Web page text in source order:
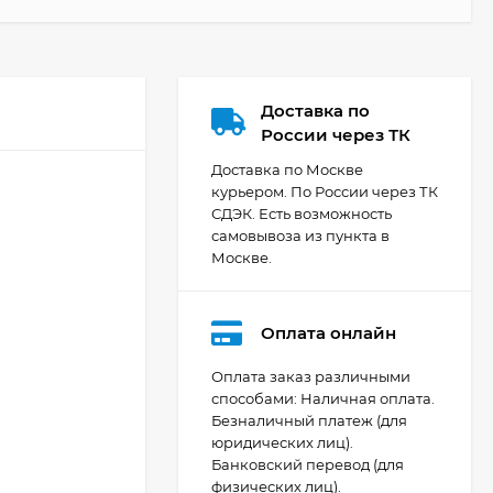
Доставка по
России через ТК
Доставка по Москве
курьером. По России через ТК
СДЭК. Есть возможность
самовывоза из пункта в
Москве.
Оплата онлайн
Оплата заказ различными
способами: Наличная оплата.
Безналичный платеж (для
юридических лиц).
Банковский перевод (для
физических лиц).
Видеокамера Canon
XA70, чёрный
207 436 ₽